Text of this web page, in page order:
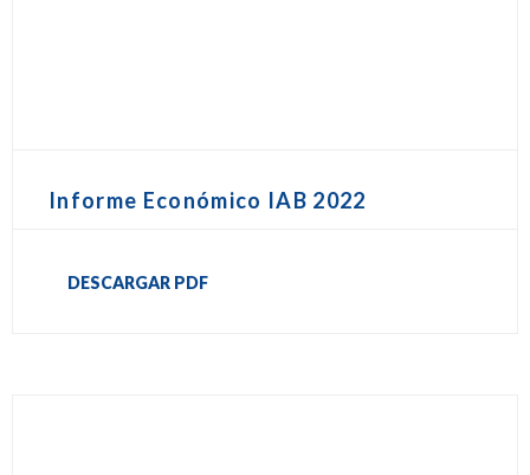
Informe Económico IAB 2022
DESCARGAR PDF